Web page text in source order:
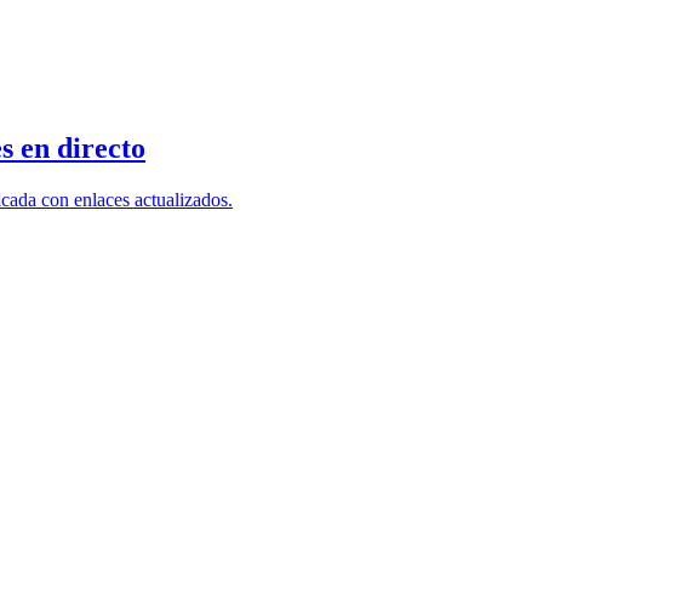
en directo
con enlaces actualizados.